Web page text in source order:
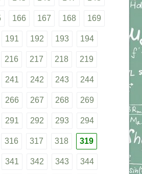
166 167 168 169
191 192 193 194
216 217 218 219
241 242 243 244
266 267 268 269
291 292 293 294
316 317 318 319
341 342 343 344